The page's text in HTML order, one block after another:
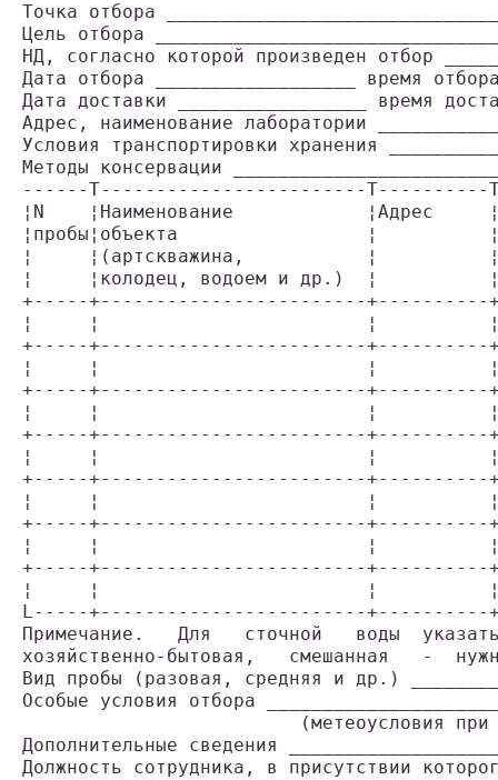
Точка отбора
Цель отбора
НД, согласно которой произведен отбор
Дата отбора __________________ время
Дата доставки _________________ время
Адрес, наименование лаборатории
Условия транспортировки хранения
Методы консервации
------T------------------------T----------
¦N    ¦Наименование            ¦Адрес
¦пробы¦объекта                 ¦
¦     ¦(артскважина,           ¦
¦     ¦колодец, водоем и др.)  ¦
+-----+------------------------
¦     ¦                        ¦
+-----+------------------------
¦     ¦                        ¦
+-----+------------------------
¦     ¦                        ¦
+-----+------------------------
¦     ¦                        ¦
+-----+------------------------
¦     ¦                        ¦
+-----+------------------------
¦     ¦                        ¦
+-----+------------------------
¦     ¦                        ¦
L-----+------------------------
Примечание.   Для   сточной   воды
хозяйственно-бытовая,   смешанная   -
Вид пробы (разовая, средняя и др.)
Особые условия отбора
(метеоусловия
Дополнительные сведения
Должность сотрудника, в присутствии